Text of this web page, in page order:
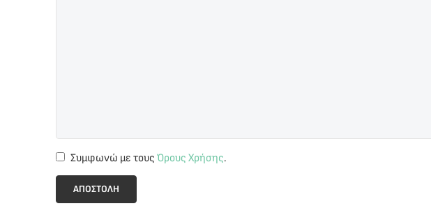
Συμφωνώ με τους Όρους Χρήσης.